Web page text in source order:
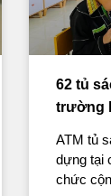
62 tủ
trường
ATM tủ
dựng tại
chức